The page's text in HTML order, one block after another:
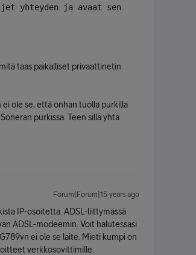
yhteyden ja avaat sen
taas paikalliset privaattinetin
ei ole se, että onhan tuolla purkilla
purkissa. Teen sillä yhtä
Forum|Forum|15 years ago
IP-osoitetta. ADSL-liittymässä
ADSL-modeemin. Voit halutessasi
ei ole se laite. Mieti kumpi on
verkkosovittimille.